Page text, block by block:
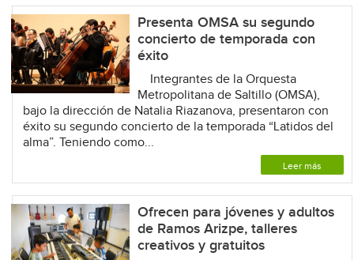
Presenta OMSA su segundo
concierto de temporada con
éxito
Integrantes de la Orquesta
Metropolitana de Saltillo (OMSA),
bajo la dirección de Natalia Riazanova, presentaron con
éxito su segundo concierto de la temporada “Latidos del
alma”. Teniendo como...
Leer más
Ofrecen para jóvenes y adultos
de Ramos Arizpe, talleres
creativos y gratuitos